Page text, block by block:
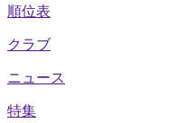
順位表
クラブ
ニュース
特集